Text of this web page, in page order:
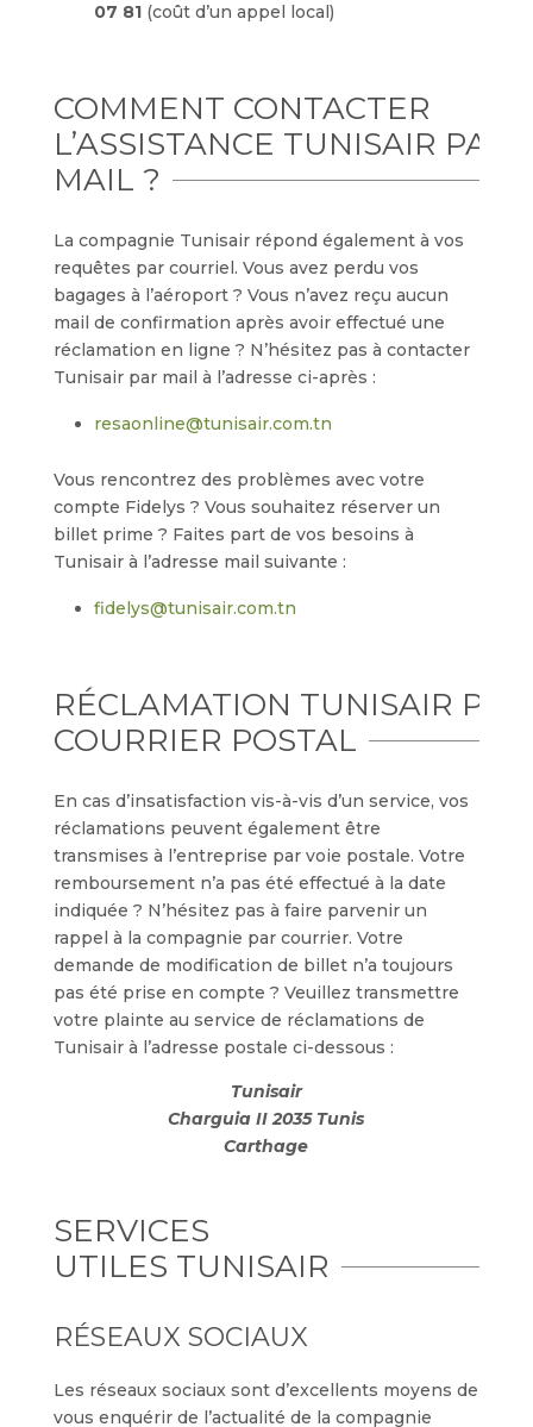
07 81(coût d’un appel local)
COMMENT CONTACTER
L’ASSISTANCE TUNISAIR PAR
MAIL ?
La compagnie Tunisair répond également à vos
requêtes par courriel. Vous avez perdu vos
bagages à l’aéroport ? Vous n’avez reçu aucun
mail de confirmation après avoir effectué une
réclamation en ligne ? N’hésitez pas à contacter
Tunisair par mail à l’adresse ci-après :
resaonline@tunisair.com.tn
Vous rencontrez des problèmes avec votre
compte Fidelys ? Vous souhaitez réserver un
billet prime ? Faites part de vos besoins à
Tunisair à l’adresse mail suivante :
fidelys@tunisair.com.tn
RÉCLAMATION TUNISAIR PAR
COURRIER POSTAL
En cas d’insatisfaction vis-à-vis d’un service, vos
réclamations peuvent également être
transmises à l’entreprise par voie postale. Votre
remboursement n’a pas été effectué à la date
indiquée ? N’hésitez pas à faire parvenir un
rappel à la compagnie par courrier. Votre
demande de modification de billet n’a toujours
pas été prise en compte ? Veuillez transmettre
votre plainte au service de réclamations de
Tunisair à l’adresse postale ci-dessous :
Tunisair
Charguia II 2035 Tunis
Carthage
SERVICES
UTILES TUNISAIR
RÉSEAUX SOCIAUX
Les réseaux sociaux sont d’excellents moyens de
vous enquérir de l’actualité de la compagnie